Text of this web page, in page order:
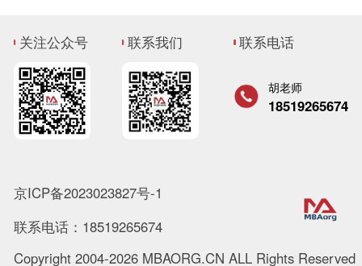
关注公众号 联系我们 联系电话
胡老师
18519265674
京ICP备2023023827号-1
联系电话：18519265674
Copyright 2004-2026 MBAORG.CN ALL Rights Reserved